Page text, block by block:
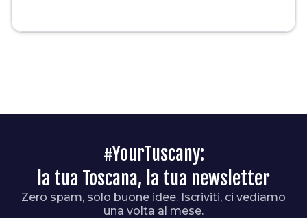
#YourTuscany:
la tua Toscana, la tua newsletter
Zero spam, solo buone idee. Iscriviti, ci vediamo
una volta al mese.